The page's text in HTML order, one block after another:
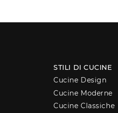
STILI DI CUCINE
Cucine Design
Cucine Moderne
Cucine Classiche